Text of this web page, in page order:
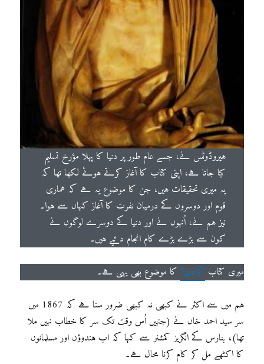
ہیروڈوٹس نے، جسے عام طور پر دنیا کا پہلا مؤرخ تسلیم
کیا جاتا ہے، اپنی کتاب کا آغاز کرتے ہوئے لکھا تھا کہ
یہ میری تحقیقات ہیں، جن کا موضوع یہ ہے کہ ہماری
قوم اور دوسروں کے درمیان نفرت کا آغاز کہاں سے ہوا۔
نیز ہم نے، اُنہوں نے اور دنیا کے دوسرے لوگوں نے
کون سے بڑے بڑے کام انجام دئیے ہیں۔
میری کتاب "آزادی” کا موضوع بھی یہی ہے۔
ہم میں سے اکثر نے کبھی نہ کبھی ضرور سنا ہے کہ 1867 میں
سر سید احمد خاں نے (جنہیں اُس وقت تک سر کا خطاب نہیں ملا
تھا)، بنارس کے انگریز کمشنر سے کہا کہ اب ہندوؤں اور مسلمانوں
کا اکٹھے مل کر کام کرنا محال ہے۔